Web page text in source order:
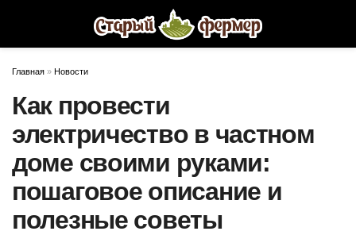
Главная » Новости
Как провести
электричество в частном
доме своими руками:
пошаговое описание и
полезные советы